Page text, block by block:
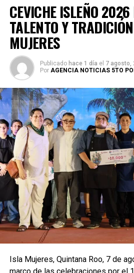
CEVICHE ISLEÑO 2026
TALENTO Y
MUJERES
Publicado hace 1 día el 7 agosto,
Por AGENCIA NOTICIAS 5TO
Isla Mujeres, Quintana Roo, 7 de